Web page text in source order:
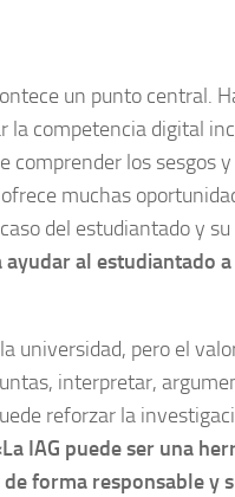
un punto central.
la competencia digital
comprender los sesgos
muchas
del estudiantado y
al estudiantado
universidad, pero el
interpretar,
reforzar la
IAG puede ser una
forma responsable y